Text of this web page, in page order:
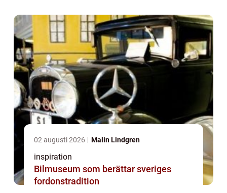
02 augusti 2026 Malin Lindgren
inspiration
Bilmuseum som berättar sveriges
fordonstradition